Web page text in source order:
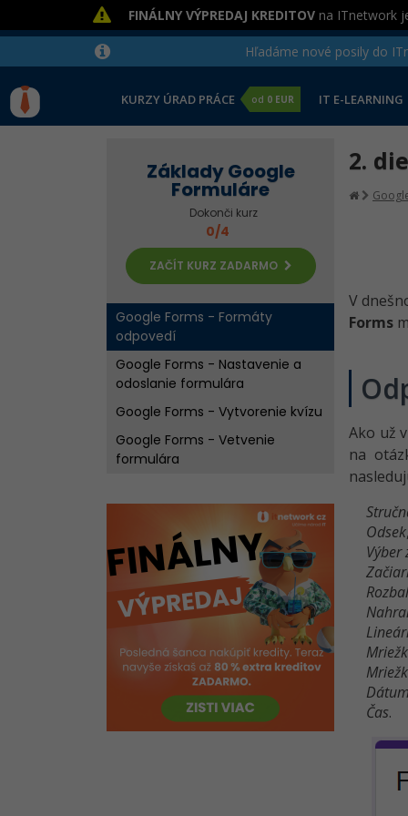
FINÁLNY VÝPREDAJ KREDITOV na ITnetwork
Hľadáme nové posily do
KURZY ÚRAD PRÁCE od 0 EUR IT E-LEARNING
Základy Google
Formuláre
Dokonči kurz
0/4
ZAČÍT KURZ ZADARMO
Google Forms - Formáty
odpovedí
Google Forms - Nastavenie a
odoslanie formulára
Google Forms - Vytvorenie kvízu
Google Forms - Vetvenie
formulára
2.
V
Forms
Ako už
na
Odsek
Výber
Čas.